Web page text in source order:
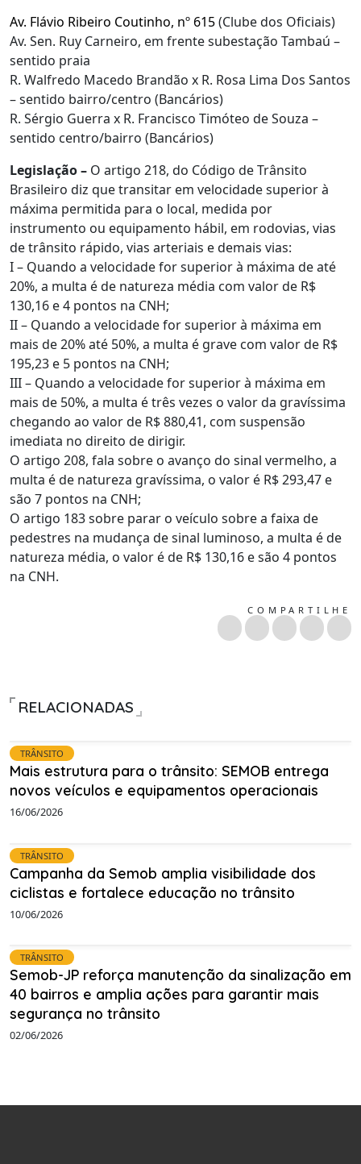
Av. Flávio Ribeiro Coutinho, nº 615(Clube dos Oficiais)
Av. Sen. Ruy Carneiro, em frente subestação Tambaú –
sentido praia
R. Walfredo Macedo Brandão x R. Rosa Lima Dos Santos
– sentido bairro/centro (Bancários)
R. Sérgio Guerra x R. Francisco Timóteo de Souza –
sentido centro/bairro (Bancários)
Legislação – O artigo 218, do Código de Trânsito
Brasileiro diz que transitar em velocidade superior à
máxima permitida para o local, medida por
instrumento ou equipamento hábil, em rodovias, vias
de trânsito rápido, vias arteriais e demais vias:
I – Quando a velocidade for superior à máxima de até
20%, a multa é de natureza média com valor de R$
130,16 e 4 pontos na CNH;
II – Quando a velocidade for superior à máxima em
mais de 20% até 50%, a multa é grave com valor de R$
195,23 e 5 pontos na CNH;
III – Quando a velocidade for superior à máxima em
mais de 50%, a multa é três vezes o valor da gravíssima
chegando ao valor de R$ 880,41, com suspensão
imediata no direito de dirigir.
O artigo 208, fala sobre o avanço do sinal vermelho, a
multa é de natureza gravíssima, o valor é R$ 293,47 e
são 7 pontos na CNH;
O artigo 183 sobre parar o veículo sobre a faixa de
pedestres na mudança de sinal luminoso, a multa é de
natureza média, o valor é de R$ 130,16 e são 4 pontos
na CNH.
COMPARTILHE
RELACIONADAS
TRÂNSITO
Mais estrutura para o trânsito: SEMOB entrega
novos veículos e equipamentos operacionais
16/06/2026
TRÂNSITO
Campanha da Semob amplia visibilidade dos
ciclistas e fortalece educação no trânsito
10/06/2026
TRÂNSITO
Semob-JP reforça manutenção da sinalização em
40 bairros e amplia ações para garantir mais
segurança no trânsito
02/06/2026